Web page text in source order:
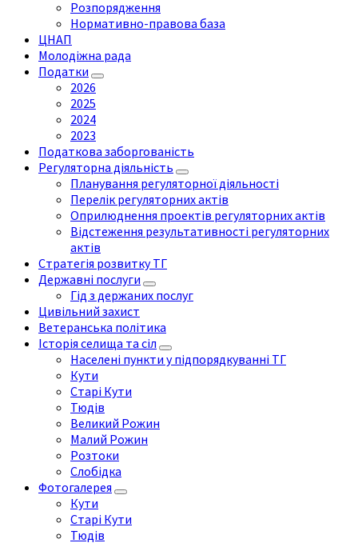
Розпорядження
Нормативно-правова база
ЦНАП
Молодіжна рада
Податки
2026
2025
2024
2023
Податкова заборгованість
Регуляторна діяльність
Планування регуляторної діяльності
Перелік регуляторних актів
Оприлюднення проектів регуляторних актів
Відстеження результативності регуляторних
актів
Стратегія розвитку ТГ
Державні послуги
Гід з держаних послуг
Цивільний захист
Ветеранська політика
Історія селища та сіл
Населені пункти у підпорядкуванні ТГ
Кути
Старі Кути
Тюдів
Великий Рожин
Малий Рожин
Розтоки
Слобідка
Фотогалерея
Кути
Старі Кути
Тюдів